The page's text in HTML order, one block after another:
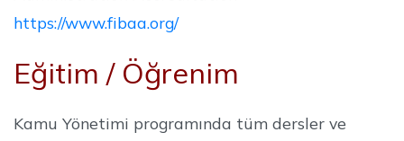
https://www.fibaa.org/
Eğitim / Öğrenim
Kamu Yönetimi programında tüm dersler ve